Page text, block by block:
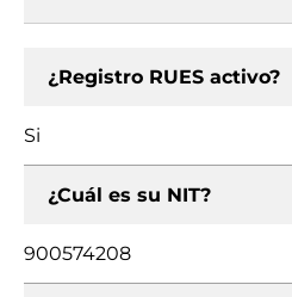
¿Registro RUES activo?
Si
¿Cuál es su NIT?
900574208